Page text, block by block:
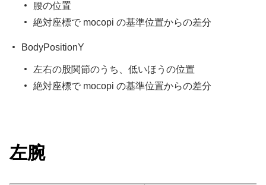
腰の位置
絶対座標で mocopi の基準位置からの差分
BodyPositionY
左右の股関節のうち、低いほうの位置
絶対座標で mocopi の基準位置からの差分
左腕